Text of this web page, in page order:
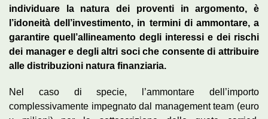
individuare la natura dei proventi in argomento, è
l’idoneità dell’investimento, in termini di ammontare, a
garantire quell’allineamento degli interessi e dei rischi
dei manager e degli altri soci che consente di attribuire
alle distribuzioni natura finanziaria.
Nel caso di specie, l’ammontare dell’importo
complessivamente impegnato dal management team (euro